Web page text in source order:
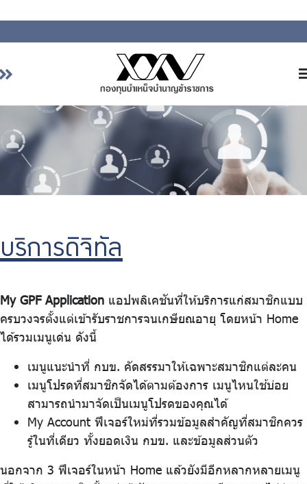
หน้าหลัก
เกี่ยวกับ กบข.
บริการสมาชิก
ลงทุน
การบริหารความเสี่ยง
รายงานผลการดำเนินงาน
จัดซื้อจัดจ้าง
บริการเจ้าหน้าที่ส่วนราชการ
ร่วมงานกับเรา
ติดต่อเรา
ไทย | Eng
บริการดิจิทัล
My GPF Application แอปพลิเคชันที่ให้บริการแก่สมาชิกแบบ
ครบวงจรตั้งแต่เข้ารับราชการจนเกษียณอายุ โดยหน้า Home
ได้รวมเมนูเด่น ดังนี้
เมนูแนะนำที่ กบข. คัดสรรมาให้เฉพาะสมาชิกแต่ละคน
เมนูโปรดที่สมาชิกจัดได้ตามต้องการ เมนูไหนใช้บ่อย
สามารถนำมาจัดเป็นเมนูโปรดของคุณได้
My Account ฟีเจอร์ใหม่ที่รวมข้อมูลสำคัญที่สมาชิกควร
รู้ในที่เดียว ทั้งยอดเงิน กบข. และข้อมูลส่วนตัว
นอกจาก 3 ฟีเจอร์ในหน้า Home แล้วยังมีอีกหลากหลายเมนู